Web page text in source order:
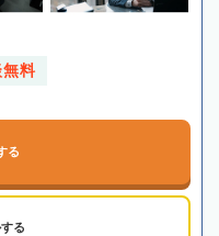
無料
る
る